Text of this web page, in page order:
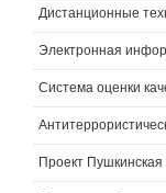
Дистанционные
Электронная
Система оценки
Проект Пушкинская